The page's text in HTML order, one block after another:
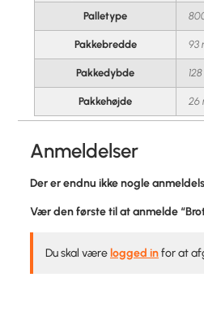
Palletype
Pakkebredde 93
Pakkedybde
Pakkehøjde 26
Anmeldelser
Der er endnu ikke nogle
Vær den første til at anmelde
Du skal være logged infor at